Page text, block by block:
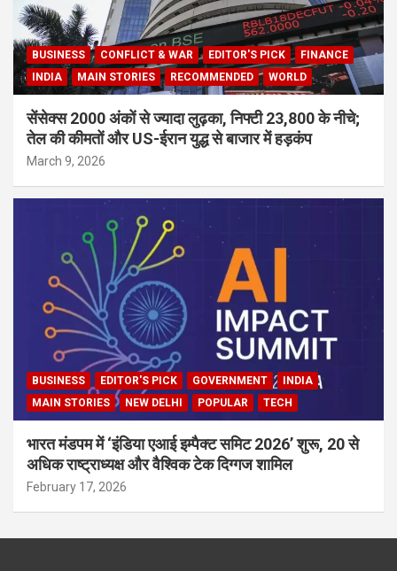
BUSINESS CONFLICT & WAR EDITOR'S PICK
FINANCE
INDIA
MAIN STORIES RECOMMENDED WORLD
सेंसेक्स 2000 अंकों से ज्यादा लुढ़का, निफ्टी 23,800 के नीचे;
तेल की कीमतों और US-ईरान युद्ध से बाजार में हड़कंप
March 9, 2026
BUSINESS EDITOR'S PICK GOVERNMENT
INDIA
MAIN STORIES
NEW DELHI POPULAR TECH
भारत मंडपम में ‘इंडिया एआई इम्पैक्ट समिट 2026’ शुरू, 20 से
अधिक राष्ट्राध्यक्ष और वैश्विक टेक दिग्गज शामिल
February 17, 2026